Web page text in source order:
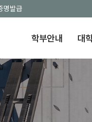
명발급
학부안내 대